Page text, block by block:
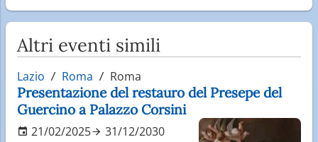
Altri eventi simili
Lazio Roma Roma
Presentazione del restauro del Presepe del
Guercino a Palazzo Corsini
21/02/2025
31/12/2030